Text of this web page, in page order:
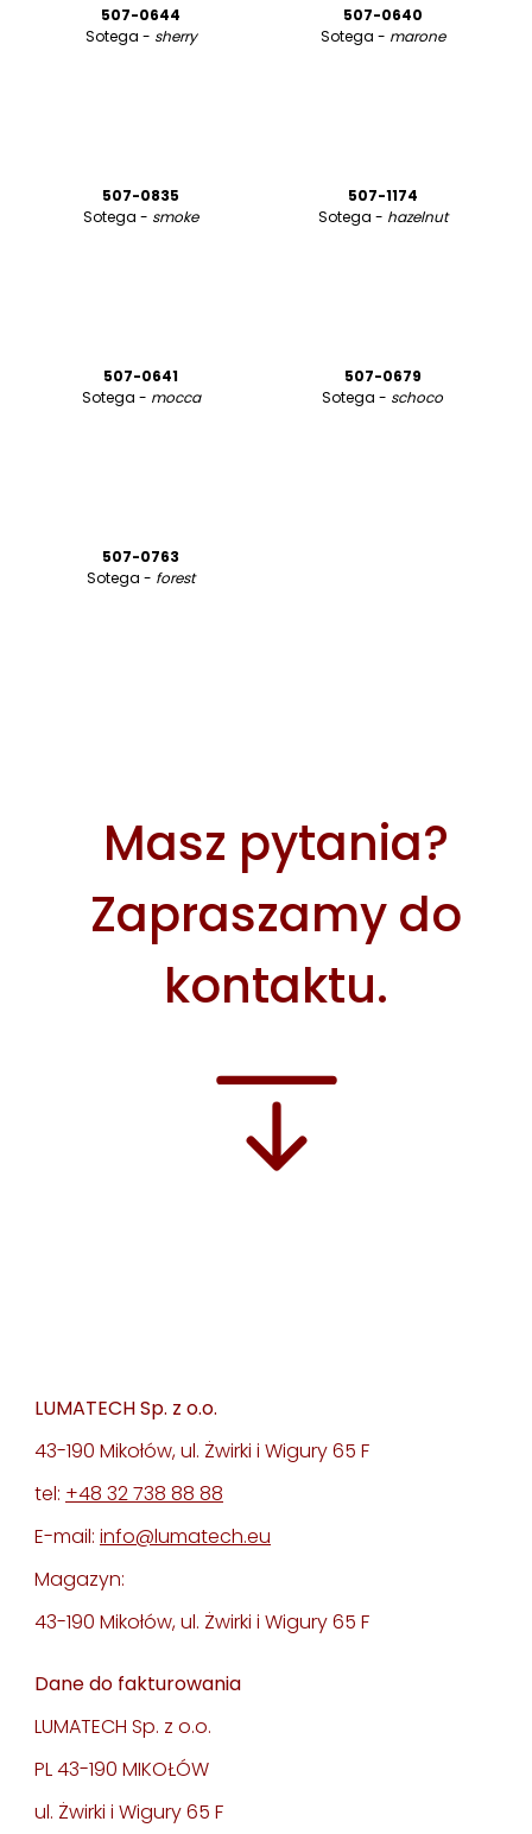
507-0644
Sotega - sherry
507-0640
Sotega - marone
507-0835
Sotega - smoke
507-1174
Sotega - hazelnut
507-0641
Sotega - mocca
507-0679
Sotega - schoco
507-0763
Sotega - forest
Masz pytania?
Zapraszamy do
kontaktu.
LUMATECH Sp. z o.o.
43-190 Mikołów, ul. Żwirki i Wigury 65 F
tel: +48 32 738 88 88
E-mail: info@lumatech.eu
Magazyn:
43-190 Mikołów, ul. Żwirki i Wigury 65 F
Dane do fakturowania
LUMATECH Sp. z o.o.
PL 43-190 MIKOŁÓW
ul. Żwirki i Wigury 65 F